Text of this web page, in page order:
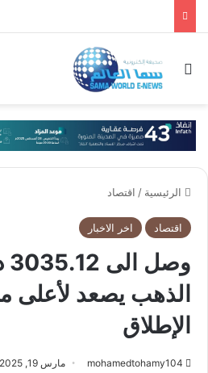
بحث عن
الرئيسية / اقتصاد
اقتصاد اخر الاخبار
الذهب يصعد لأعلى
الإطلاق
mohamedtohamy104 مارس 19, 2025